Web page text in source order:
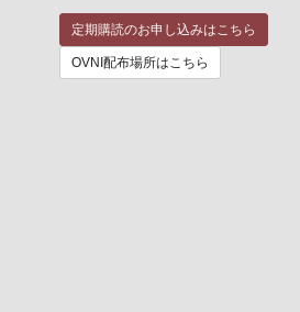
定期購読のお申し込みはこちら
OVNI配布場所はこちら